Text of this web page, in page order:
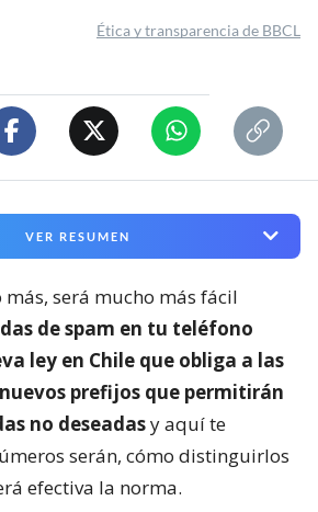
Ética y transparencia de BBCL
VER RESUMEN
más, será mucho más fácil
de spam en tu teléfono
ley en Chile que obliga a las
prefijos que permitirán
no deseadasy aquí te
serán, cómo distinguirlos
efectiva la norma.